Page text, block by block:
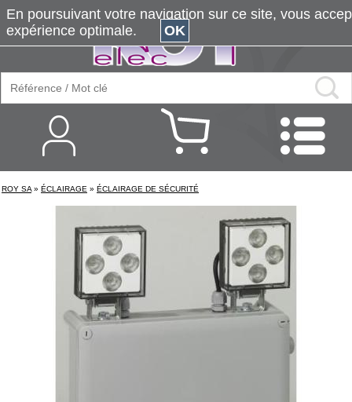
ROY SA » ÉCLAIRAGE » ÉCLAIRAGE DE SÉCURITÉ
En poursuivant votre navigation sur ce site, vous
expérience optimale.
OK